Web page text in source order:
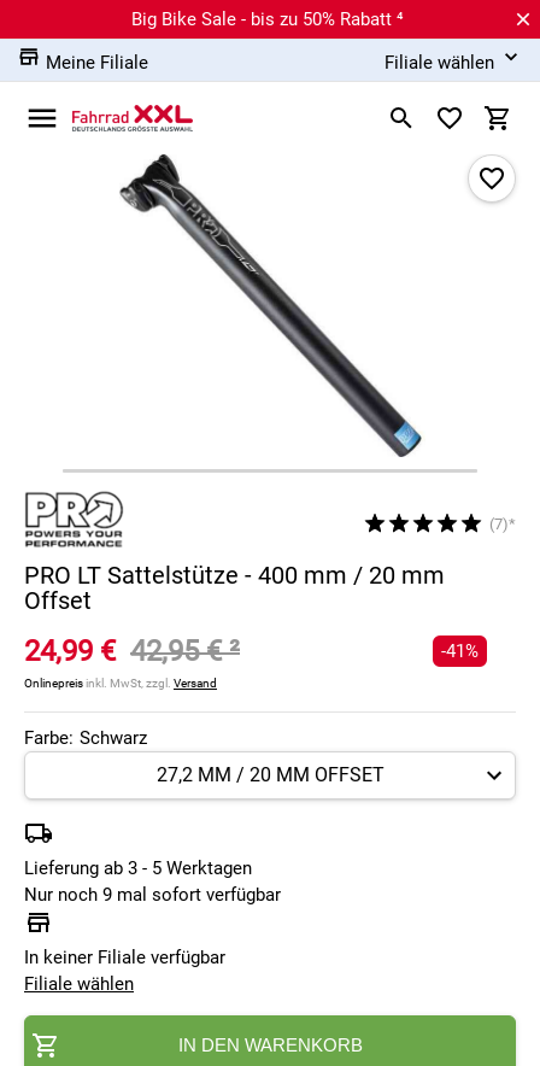
Big Bike Sale - bis zu 50% Rabatt ⁴
Meine Filiale
Filiale wählen
(7)*
PRO LT Sattelstütze - 400 mm / 20 mm
Offset
24,99 € 42,95 €²
Onlinepreisinkl. MwSt, zzgl. Versand
-41%
Farbe: Schwarz
Lieferung ab 3 - 5 Werktagen
Nur noch 9 mal sofort verfügbar
In keiner Filiale verfügbar
Filiale wählen
IN DEN WARENKORB